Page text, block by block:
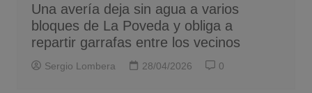
Una avería deja sin agua a varios
bloques de La Poveda y obliga a
repartir garrafas entre los vecinos
Sergio Lombera 28/04/2026 0